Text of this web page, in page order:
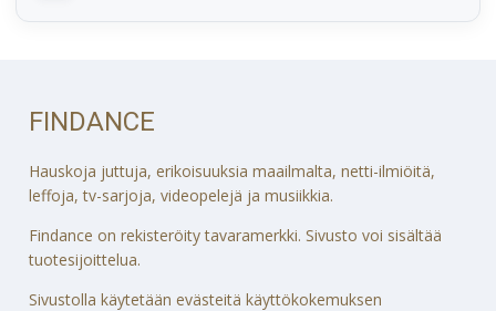
FINDANCE
Hauskoja juttuja, erikoisuuksia maailmalta, netti-ilmiöitä,
leffoja, tv-sarjoja, videopelejä ja musiikkia.
Findance on rekisteröity tavaramerkki. Sivusto voi sisältää
tuotesijoittelua.
Sivustolla käytetään evästeitä käyttökokemuksen